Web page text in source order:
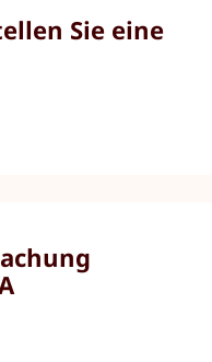
Sie eine